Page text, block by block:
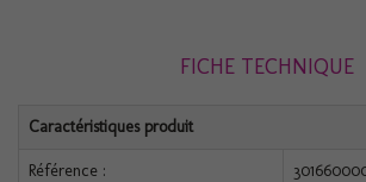
FICHE TECHNIQUE
Caractéristiques produit
Référence :